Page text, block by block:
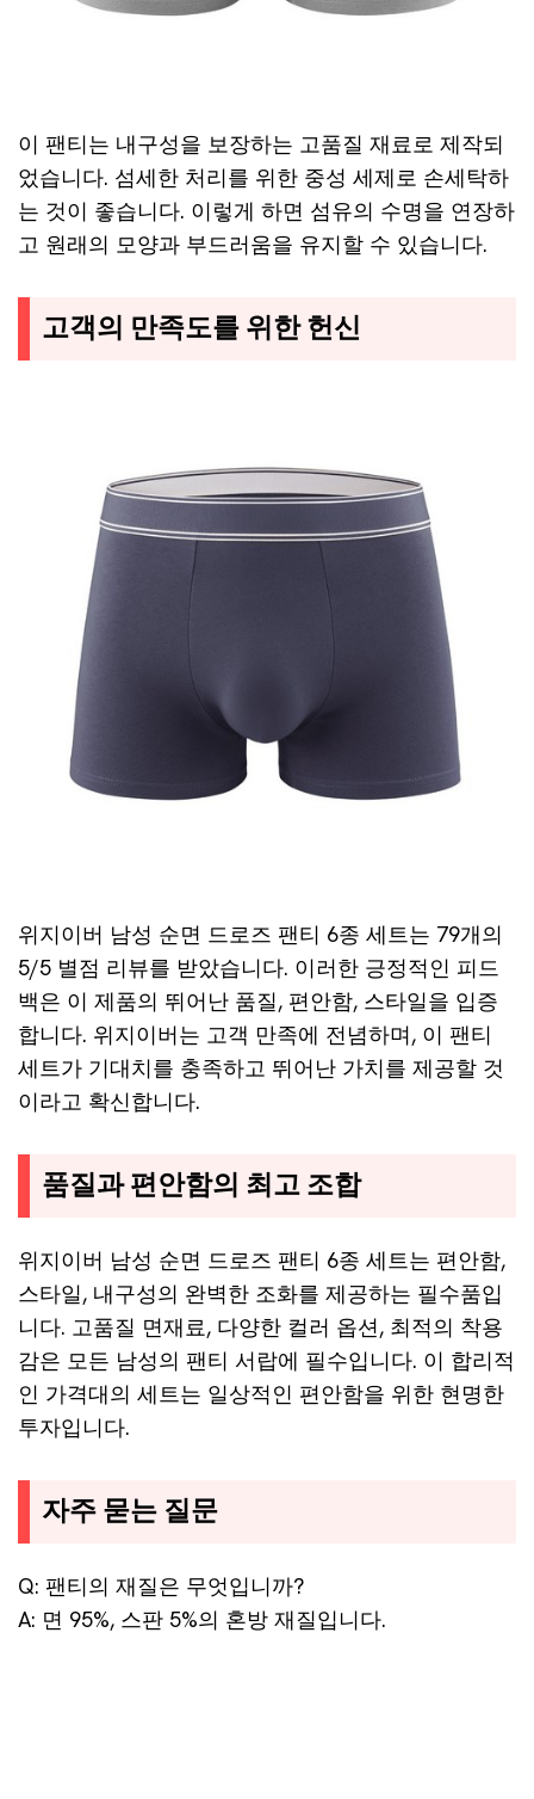
이 팬티는 내구성을 보장하는 고품질 재료로 제작되
었습니다. 섬세한 처리를 위한 중성 세제로 손세탁하
는 것이 좋습니다. 이렇게 하면 섬유의 수명을 연장하
고 원래의 모양과 부드러움을 유지할 수 있습니다.
고객의 만족도를 위한 헌신
위지이버 남성 순면 드로즈 팬티 6종 세트는 79개의
5/5 별점 리뷰를 받았습니다. 이러한 긍정적인 피드
백은 이 제품의 뛰어난 품질, 편안함, 스타일을 입증
합니다. 위지이버는 고객 만족에 전념하며, 이 팬티
세트가 기대치를 충족하고 뛰어난 가치를 제공할 것
이라고 확신합니다.
품질과 편안함의 최고 조합
위지이버 남성 순면 드로즈 팬티 6종 세트는 편안함,
스타일, 내구성의 완벽한 조화를 제공하는 필수품입
니다. 고품질 면재료, 다양한 컬러 옵션, 최적의 착용
감은 모든 남성의 팬티 서랍에 필수입니다. 이 합리적
인 가격대의 세트는 일상적인 편안함을 위한 현명한
투자입니다.
자주 묻는 질문
Q: 팬티의 재질은 무엇입니까?
A: 면 95%, 스판 5%의 혼방 재질입니다.